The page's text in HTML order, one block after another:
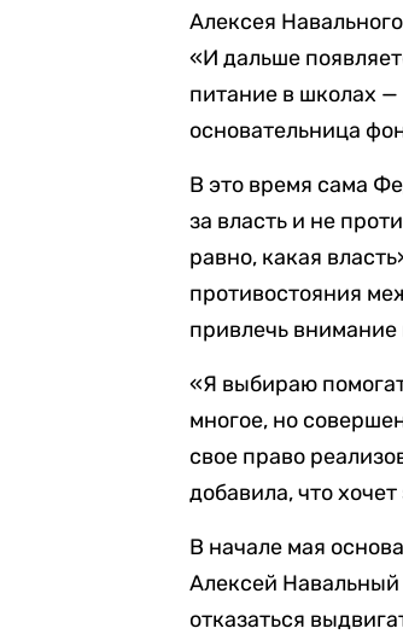
Алексея
«И дальше
питание в школах —
основательница
В это время сама
за власть и не
равно, какая
противостояния
привлечь внимание
«Я выбираю
многое, но
свое право
добавила, что
В начале мая
Алексей Навальный
отказаться